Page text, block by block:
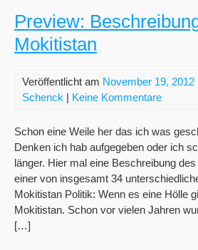
Preview:
Mokitistan
Veröffentlicht am November 19, 2012
Schenck | Keine Kommentare
Schon eine Weile her das ich was
Denken ich hab aufgegeben oder ich
länger. Hier mal eine Beschreibung
einer von insgesamt 34
Mokitistan Politik: Wenn es eine Hölle
Mokitistan. Schon vor vielen Jahren
[…]